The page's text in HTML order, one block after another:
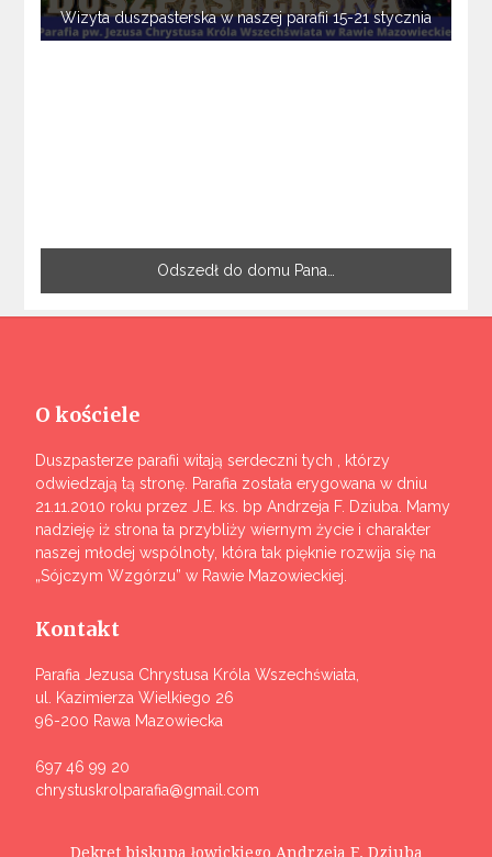
Wizyta duszpasterska w naszej parafii 15-21 stycznia
Odszedł do domu Pana…
O kościele
Duszpasterze parafii witają serdeczni tych , którzy
odwiedzają tą stronę. Parafia została erygowana w dniu
21.11.2010 roku przez J.E. ks. bp Andrzeja F. Dziuba. Mamy
nadzieję iż strona ta przybliży wiernym życie i charakter
naszej młodej wspólnoty, która tak pięknie rozwija się na
„Sójczym Wzgórzu” w Rawie Mazowieckiej.
Kontakt
Parafia Jezusa Chrystusa Króla Wszechświata,
ul. Kazimierza Wielkiego 26
96-200 Rawa Mazowiecka
697 46 99 20
chrystuskrolparafia@gmail.com
Dekret biskupa łowickiego Andrzeja F. Dziuba